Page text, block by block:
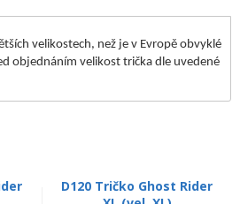
velikostech, než je v Evropě obvyklé
objednáním velikost trička dle uvedené
D120 Tričko Ghost Rider